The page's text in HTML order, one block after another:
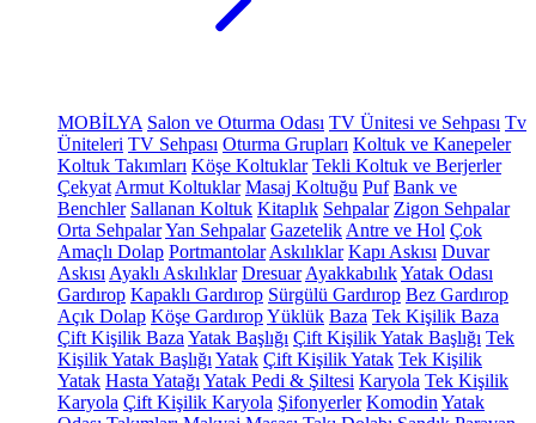
MOBİLYA Salon ve Oturma Odası TV Ünitesi ve Sehpası Tv
Üniteleri TV Sehpası Oturma Grupları Koltuk ve Kanepeler
Koltuk Takımları Köşe Koltuklar Tekli Koltuk ve Berjerler
Çekyat Armut Koltuklar Masaj Koltuğu Puf Bank ve
Benchler Sallanan Koltuk Kitaplık Sehpalar Zigon Sehpalar
Orta SehpalarYan Sehpalar Gazetelik Antre ve Hol Çok
Amaçlı Dolap Portmantolar Askılıklar Kapı Askısı Duvar
Askısı Ayaklı Askılıklar Dresuar AyakkabılıkYatak Odası
Gardırop Kapaklı Gardırop Sürgülü Gardırop Bez Gardırop
Açık Dolap Köşe GardıropYüklük Baza Tek Kişilik Baza
Çift Kişilik Baza Yatak Başlığı Çift Kişilik Yatak Başlığı Tek
Kişilik Yatak Başlığı Yatak Çift Kişilik Yatak Tek Kişilik
Yatak Hasta Yatağı Yatak Pedi & Şiltesi Karyola Tek Kişilik
Karyola Çift Kişilik Karyola Şifonyerler Komodin Yatak